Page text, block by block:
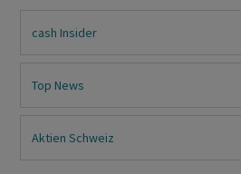
cash Insider
Top News
Aktien Schweiz